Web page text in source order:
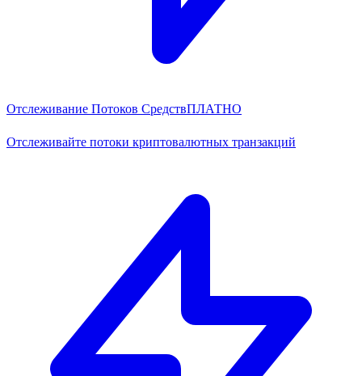
Отслеживание Потоков СредствПЛАТНО
Отслеживайте потоки криптовалютных транзакций